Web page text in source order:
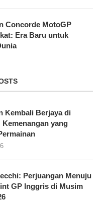
Concorde MotoGP
Era Baru untuk
Kembali Berjaya di
yang
Perjuangan Menuju
GP Inggris di Musim